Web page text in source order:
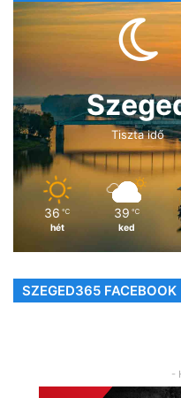
Tiszta idő
36 ℃
hét
39 ℃
ked
SZEGED365 FACEBOOK
-